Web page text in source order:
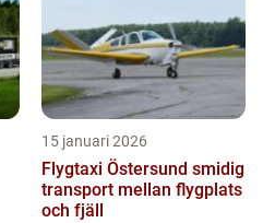
15 januari 2026
Flygtaxi Östersund smidig
transport mellan flygplats
och fjäll